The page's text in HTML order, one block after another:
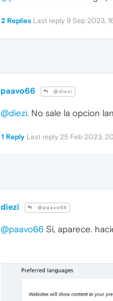
2 Replies Last reply 9 Sep 2023,
paavo66 @diezi
@diezi. No sale la opcion
1 Reply Last reply 25 Feb 2023,
diezi @paavo66
@paavo66 Si, aparece.